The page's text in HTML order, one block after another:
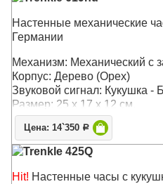
Настенные механические
Германии
Механизм: Механический с
Корпус: Дерево (Орех)
Звуковой сигнал: Кукушка -
Размер: 25 х 17 х 12 см.
Цена: 14`350 Р
Trenkle 425Q
Hit! Настенные часы с